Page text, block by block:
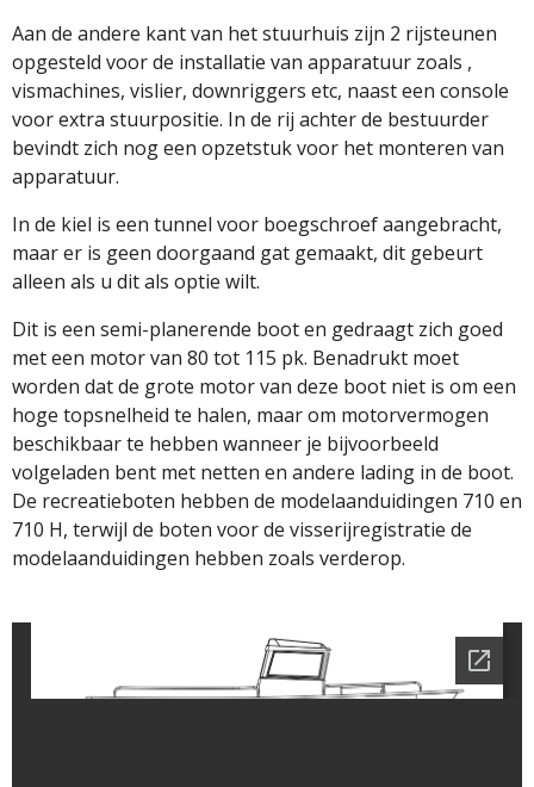
Aan de andere kant van het stuurhuis zijn 2 rijsteunen
opgesteld voor de installatie van apparatuur zoals ,
vismachines, vislier, downriggers etc, naast een console
voor extra stuurpositie. In de rij achter de bestuurder
bevindt zich nog een opzetstuk voor het monteren van
apparatuur.
In de kiel is een tunnel voor boegschroef aangebracht,
maar er is geen doorgaand gat gemaakt, dit gebeurt
alleen als u dit als optie wilt.
Dit is een semi-planerende boot en gedraagt ​​zich goed
met een motor van 80 tot 115 pk. Benadrukt moet
worden dat de grote motor van deze boot niet is om een ​​
hoge topsnelheid te halen, maar om motorvermogen
beschikbaar te hebben wanneer je bijvoorbeeld
volgeladen bent met netten en andere lading in de boot.
De recreatieboten hebben de modelaanduidingen 710 en
710 H, terwijl de boten voor de visserijregistratie de
modelaanduidingen hebben zoals verderop.